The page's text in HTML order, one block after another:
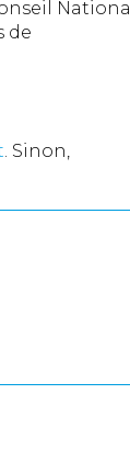
National
de
. Sinon,